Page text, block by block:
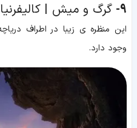
9- گرگ و میش | کالیفرنیا
وجود دارد.